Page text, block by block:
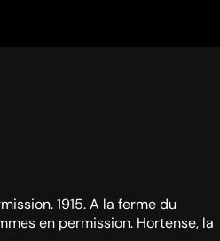
1915. A la ferme du
en permission. Hortense, la